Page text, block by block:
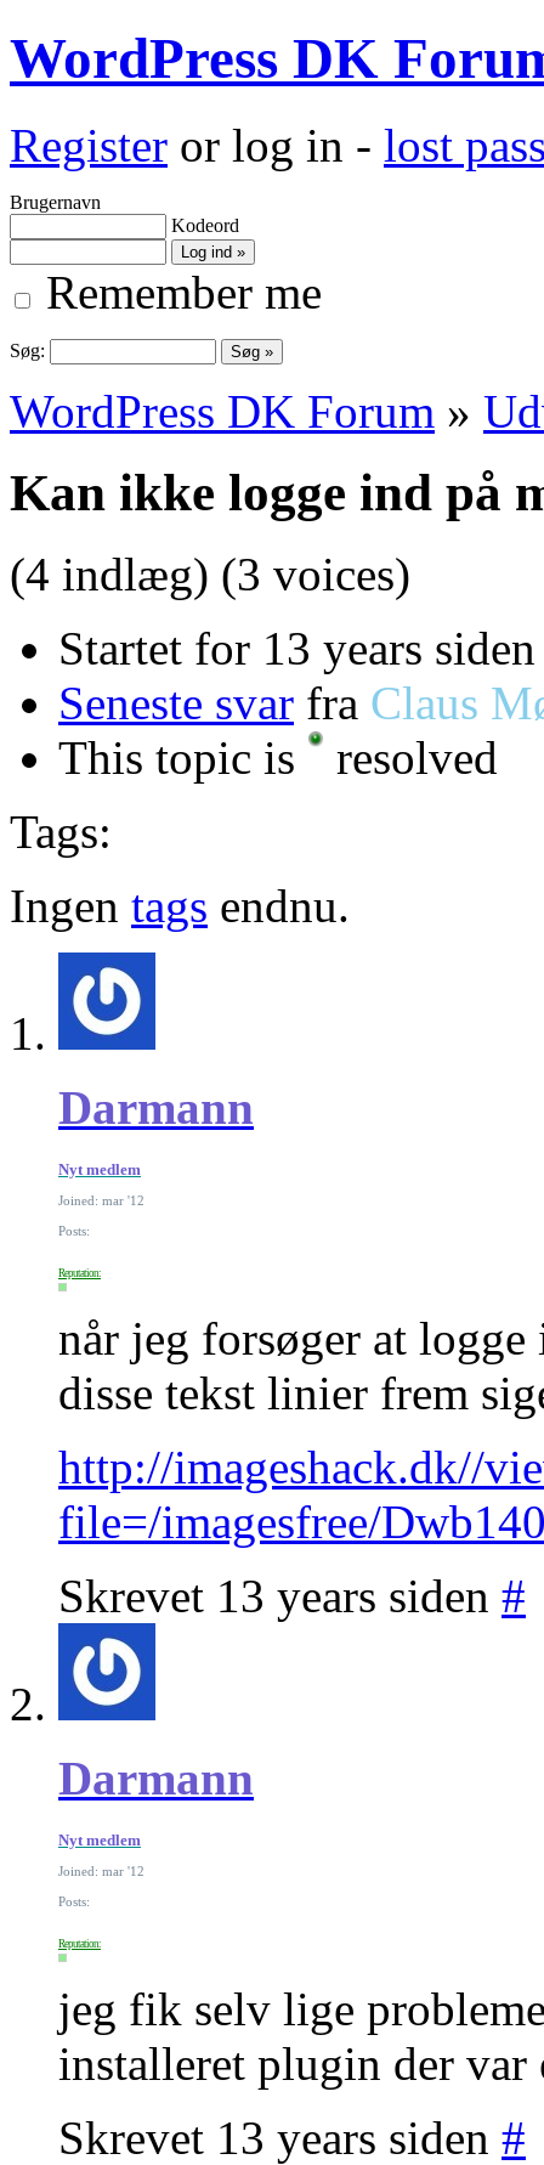
WordPress DK
Register or log in - lost
Brugernavn
Kodeord
Remember me
Søg:
WordPress DK Forum »
Kan ikke logge ind på
(4 indlæg) (3 voices)
Startet for 13 years
Seneste svar fra Claus
This topic is
resolved
Tags:
Ingen tags endnu.
Darmann
Nyt medlem
Joined: mar '12
Posts:
Reputation:
når jeg forsøger at
disse tekst linier frem
http://imageshack.dk//
file=/imagesfree/
Skrevet 13 years siden #
Darmann
Nyt medlem
Joined: mar '12
Posts:
Reputation:
jeg fik selv lige
installeret plugin der
Skrevet 13 years siden #